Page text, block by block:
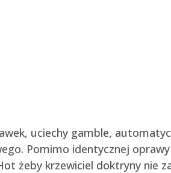
uciechy gamble,
Pomimo identycznej
żeby krzewiciel doktryny nie